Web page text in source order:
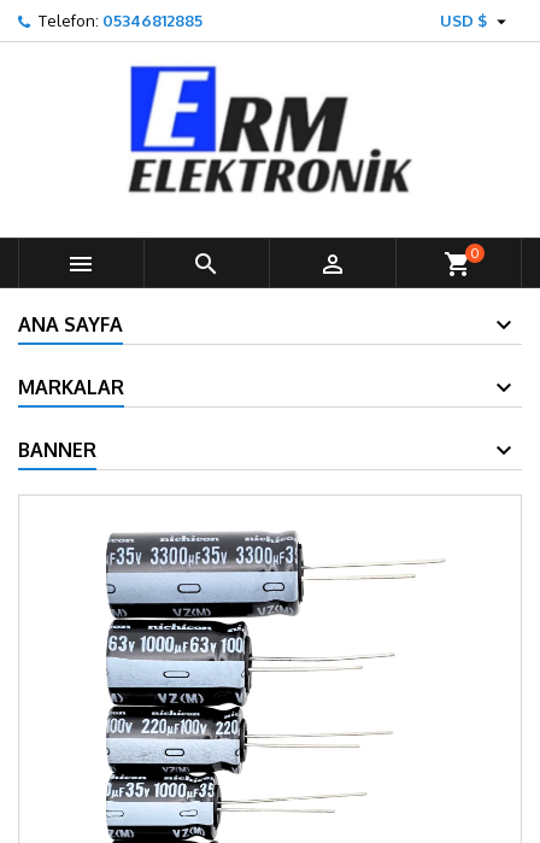
Telefon: 05346812885 USD $ 
   shopping_cart0
ANA SAYFA
MARKALAR
BANNER